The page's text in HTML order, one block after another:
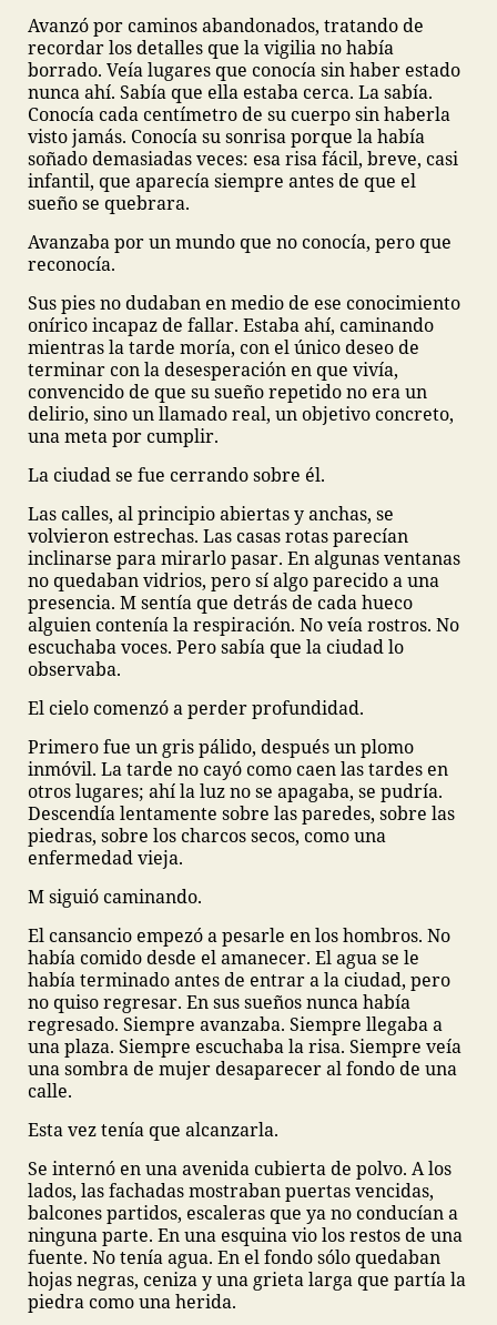
Avanzó por caminos abandonados, tratando de
recordar los detalles que la vigilia no había
borrado. Veía lugares que conocía sin haber estado
nunca ahí. Sabía que ella estaba cerca. La sabía.
Conocía cada centímetro de su cuerpo sin haberla
visto jamás. Conocía su sonrisa porque la había
soñado demasiadas veces: esa risa fácil, breve, casi
infantil, que aparecía siempre antes de que el
sueño se quebrara.
Avanzaba por un mundo que no conocía, pero que
reconocía.
Sus pies no dudaban en medio de ese conocimiento
onírico incapaz de fallar. Estaba ahí, caminando
mientras la tarde moría, con el único deseo de
terminar con la desesperación en que vivía,
convencido de que su sueño repetido no era un
delirio, sino un llamado real, un objetivo concreto,
una meta por cumplir.
La ciudad se fue cerrando sobre él.
Las calles, al principio abiertas y anchas, se
volvieron estrechas. Las casas rotas parecían
inclinarse para mirarlo pasar. En algunas ventanas
no quedaban vidrios, pero sí algo parecido a una
presencia. M sentía que detrás de cada hueco
alguien contenía la respiración. No veía rostros. No
escuchaba voces. Pero sabía que la ciudad lo
observaba.
El cielo comenzó a perder profundidad.
Primero fue un gris pálido, después un plomo
inmóvil. La tarde no cayó como caen las tardes en
otros lugares; ahí la luz no se apagaba, se pudría.
Descendía lentamente sobre las paredes, sobre las
piedras, sobre los charcos secos, como una
enfermedad vieja.
M siguió caminando.
El cansancio empezó a pesarle en los hombros. No
había comido desde el amanecer. El agua se le
había terminado antes de entrar a la ciudad, pero
no quiso regresar. En sus sueños nunca había
regresado. Siempre avanzaba. Siempre llegaba a
una plaza. Siempre escuchaba la risa. Siempre veía
una sombra de mujer desaparecer al fondo de una
calle.
Esta vez tenía que alcanzarla.
Se internó en una avenida cubierta de polvo. A los
lados, las fachadas mostraban puertas vencidas,
balcones partidos, escaleras que ya no conducían a
ninguna parte. En una esquina vio los restos de una
fuente. No tenía agua. En el fondo sólo quedaban
hojas negras, ceniza y una grieta larga que partía la
piedra como una herida.